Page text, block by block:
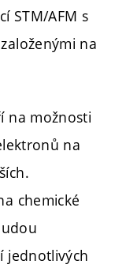
STM/AFM s
na
na možnosti
na
chemické
jednotlivých